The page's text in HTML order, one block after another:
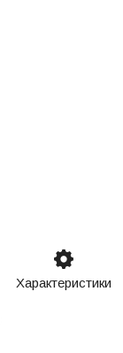
Характеристики